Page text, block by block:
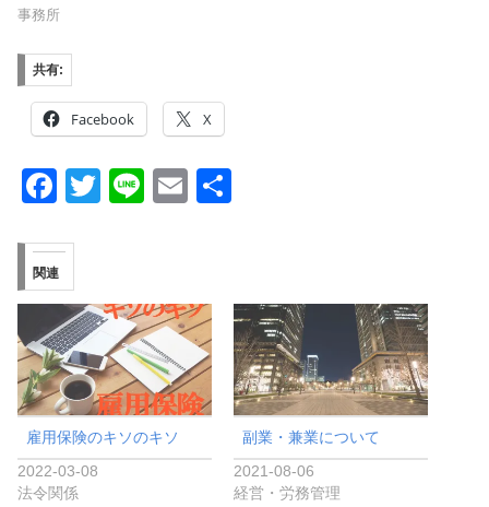
事務所
共有:
Facebook X
F
c
e
b
o
o
k
T
Li
E
関連
雇用保険のキソのキソ
2022-03-08
法令関係
副業・兼業について
2021-08-06
経営・労務管理